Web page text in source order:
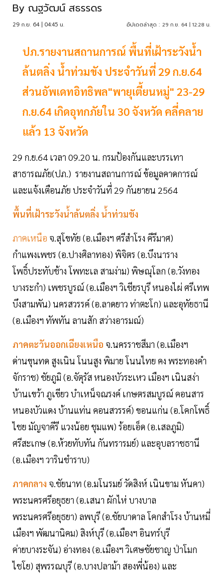
By ณฐวัฒน์ สธรรดร
29 ก.ย. 64 | 04:45 น. อัปเดตล่าสุด : 29 ก.ย. 64 | 12:28 น.
ปภ.รายงานสถานการณ์ พื้นที่เฝ้าระวังน้ำ
ล้นตลิ่ง น้ำท่วมขัง ประจำวันที่ 29 ก.ย.64
ส่วนอัพเดทอิทธิพล"พายุเตี้ยนหมู่" 23-29
ก.ย.64 เกิดอุทกภัยใน 30 จังหวัด คลี่คลาย
แล้ว 13 จังหวัด
29 ก.ย.64 เวลา 09.20 น. กรมป้องกันและบรรเทา
สาธารณภัย(ปภ.) รายงานสถานการณ์ ข้อมูลคาดการณ์
และแจ้งเตือนภัย ประจำวันที่ 29 กันยายน 2564
พื้นที่เฝ้าระวังน้ำล้นตลิ่ง น้ำท่วมขัง
ภาคเหนือ จ.สุโขทัย (อ.เมืองฯ ศรีสำโรง คีรีมาศ)
กำแพงเพชร (อ.ปางศิลาทอง) พิจิตร (อ.บึงนาราง
โพธิ์ประทับช้าง โพทะเล สามง่าม) พิษณุโลก (อ.วังทอง
บางระกำ) เพชรบูรณ์ (อ.เมืองฯ วิเชียรบุรี หนองไผ่ ศรีเทพ
บึงสามพัน) นครสวรรค์ (อ.ลาดยาว ท่าตะโก) และอุทัยธานี
(อ.เมืองฯ ทัพทัน ลานสัก สว่างอารมณ์)
ภาคตะวันออกเฉียงเหนือ จ.นครราชสีมา (อ.เมืองฯ
ด่านขุนทด สูงเนิน โนนสูง พิมาย โนนไทย คง พระทองคำ
จักราช) ชัยภูมิ (อ.จัตุรัส หนองบัวระเหว เมืองฯ เนินสง่า
บ้านเขว้า ภูเขียว บำเหน็จณรงค์ เกษตรสมบูรณ์ คอนสาร
หนองบัวแดง บ้านแท่น คอนสวรรค์) ขอนแก่น (อ.โคกโพธิ์
ไชย มัญจาคีรี แวงน้อย ชุมแพ) ร้อยเอ็ด (อ.เสลภูมิ)
ศรีสะเกษ (อ.ห้วยทับทัน กันทรารมย์) และอุบลราชธานี
(อ.เมืองฯ วารินชําราบ)
ภาคกลาง จ.ชัยนาท (อ.มโนรมย์ วัดสิงห์ เนินขาม หันคา)
พระนครศรีอยุธยา (อ.เสนา ผักไห่ บางบาล
พระนครศรีอยุธยา) ลพบุรี (อ.ชัยบาดาล โคกสําโรง บ้านหมี่
เมืองฯ พัฒนานิคม) สิงห์บุรี (อ.เมืองฯ อินทร์บุรี
ค่ายบางระจัน) อ่างทอง (อ.เมืองฯ วิเศษชัยชาญ ป่าโมก
ไชโย) สุพรรณบุรี (อ.บางปลาม้า สองพี่น้อง) และ